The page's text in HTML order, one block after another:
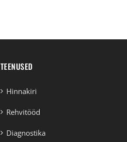
TEENUSED
Hinnakiri
Rehvitööd
Diagnostika